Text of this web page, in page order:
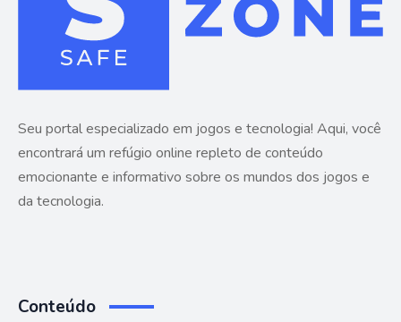
Seu portal especializado em jogos e tecnologia! Aqui, você
encontrará um refúgio online repleto de conteúdo
emocionante e informativo sobre os mundos dos jogos e
da tecnologia.
Conteúdo